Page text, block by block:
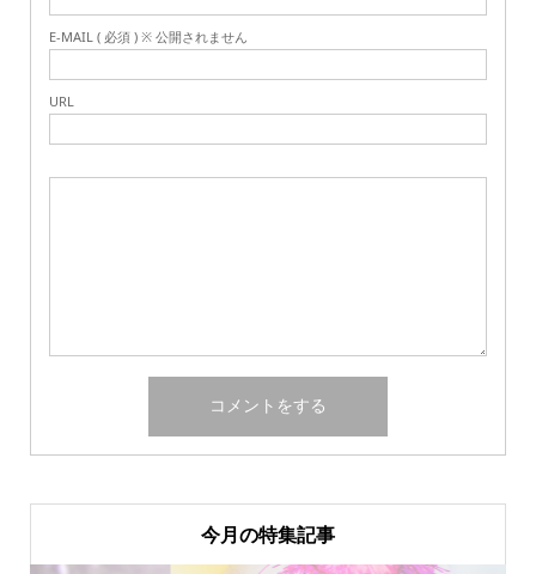
E-MAIL ( 必須 ) ※ 公開されません
URL
今月の特集記事